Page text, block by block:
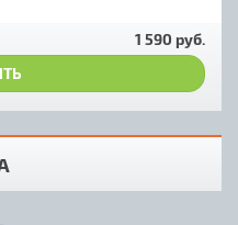
1 590 руб.